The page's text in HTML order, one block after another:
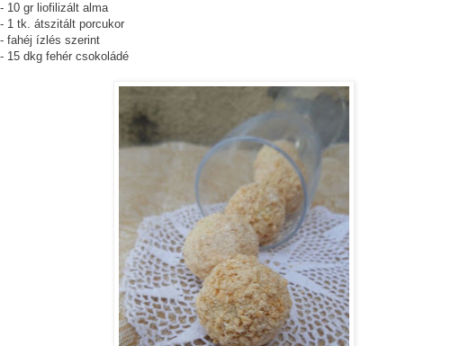
- 10 gr liofilizált alma
- 1 tk. átszitált porcukor
- fahéj ízlés szerint
- 15 dkg fehér csokoládé